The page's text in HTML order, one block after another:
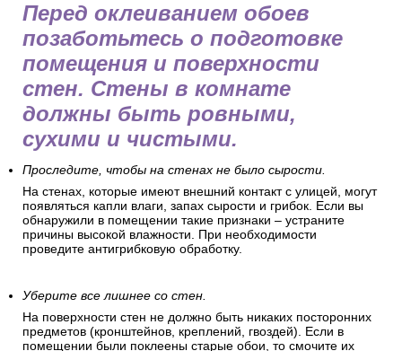
Перед оклеиванием обоев
позаботьтесь о подготовке
помещения и поверхности
стен. Стены в комнате
должны быть ровными,
сухими и чистыми.
Проследите, чтобы на стенах не было сырости.
На стенах, которые имеют внешний контакт с улицей, могут
появляться капли влаги, запах сырости и грибок. Если вы
обнаружили в помещении такие признаки – устраните
причины высокой влажности. При необходимости
проведите антигрибковую обработку.
Уберите все лишнее со стен.
На поверхности стен не должно быть никаких посторонних
предметов (кронштейнов, креплений, гвоздей). Если в
помещении были поклеены старые обои, то смочите их